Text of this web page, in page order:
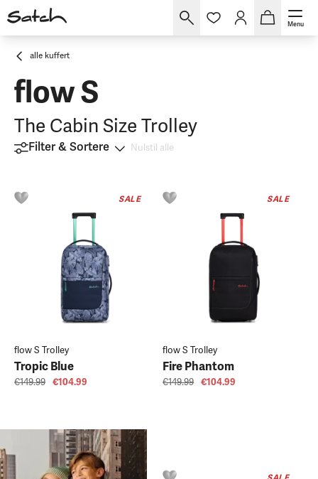
Menu
alle kuffert
flow S
The Cabin Size Trolley
Filter & Sortere Nulstil alle
SALE
flow S Trolley
Tropic Blue
€149.99 €104.99
SALE
flow S Trolley
Fire Phantom
€149.99 €104.99